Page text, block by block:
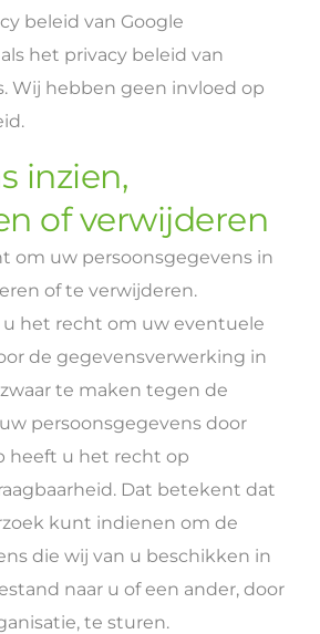
beleid van Google
het privacy beleid van
Wij hebben geen invloed op
inzien,
of verwijderen
om uw persoonsgegevens in
of te verwijderen.
u het recht om uw eventuele
de gegevensverwerking in
te maken tegen de
persoonsgegevens door
heeft u het recht op
Dat betekent dat
kunt indienen om de
die wij van u beschikken in
naar u of een ander, door
te sturen.